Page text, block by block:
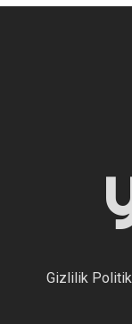
Gizlilik